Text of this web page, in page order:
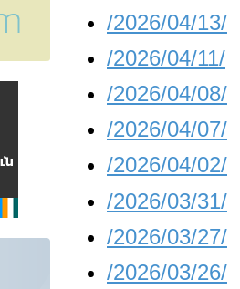
/2026/04/13/
/2026/04/11/
/2026/04/08/
/2026/04/07/
/2026/04/02/
/2026/03/31/
/2026/03/27/
/2026/03/26/